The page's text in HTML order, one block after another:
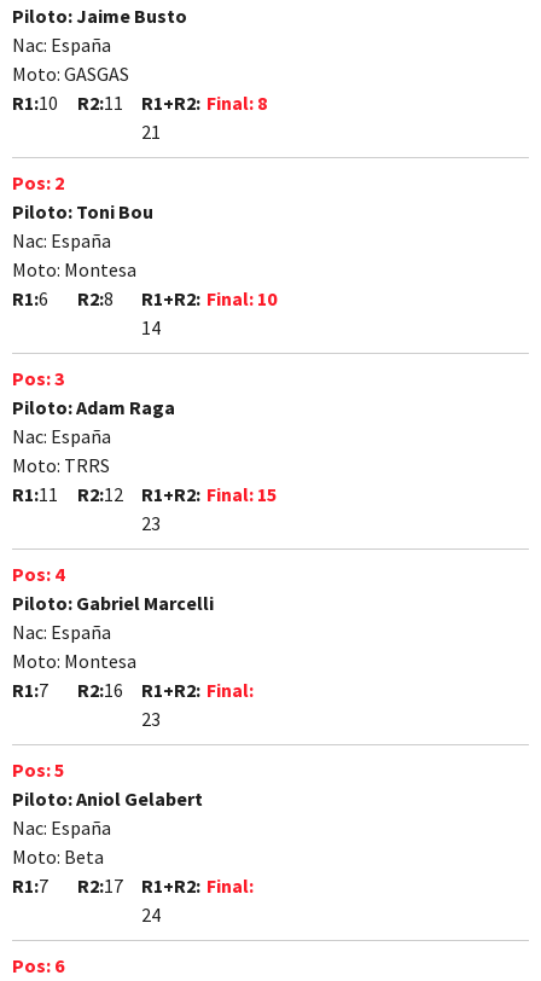
Piloto:Jaime Busto
Nac: España
Moto: GASGAS
R1:10 R2:11
R1+R2:
21
Final:8
Pos: 2
Piloto: Toni Bou
Nac: España
Moto: Montesa
R1:6 R2:8
R1+R2:
14
Final:10
Pos:3
Piloto:Adam Raga
Nac: España
Moto: TRRS
R1:11 R2:12
R1+R2:
23
Final:15
Pos: 4
Piloto: Gabriel Marcelli
Nac: España
Moto: Montesa
R1:7 R2:16
R1+R2:
23
Final:
Pos:5
Piloto:Aniol Gelabert
Nac: España
Moto: Beta
R1:7 R2:17
R1+R2:
24
Final:
Pos: 6